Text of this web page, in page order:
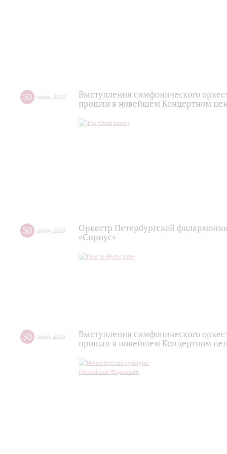
30 июля 2026
Выступления симфонического
прошли в новейшем Концертном
30 июля 2026
Оркестр Петербургской
«Сириус»
30 июля 2026
Выступления симфонического
прошли в новейшем Концертном